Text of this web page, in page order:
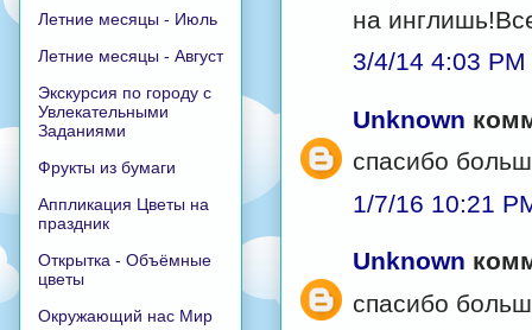
на
3/4/14 4:03 PM
Unknown
спасибо
1/7/16 10:21
Unknown
спасибо
Летние месяцы - Июль
Летние месяцы - Август
Экскурсия по городу с
Увлекательными
Заданиями
Фрукты из бумаги
Аппликация Цветы на
праздник
Открытка - Объёмные
цветы
Окружающий нас Мир